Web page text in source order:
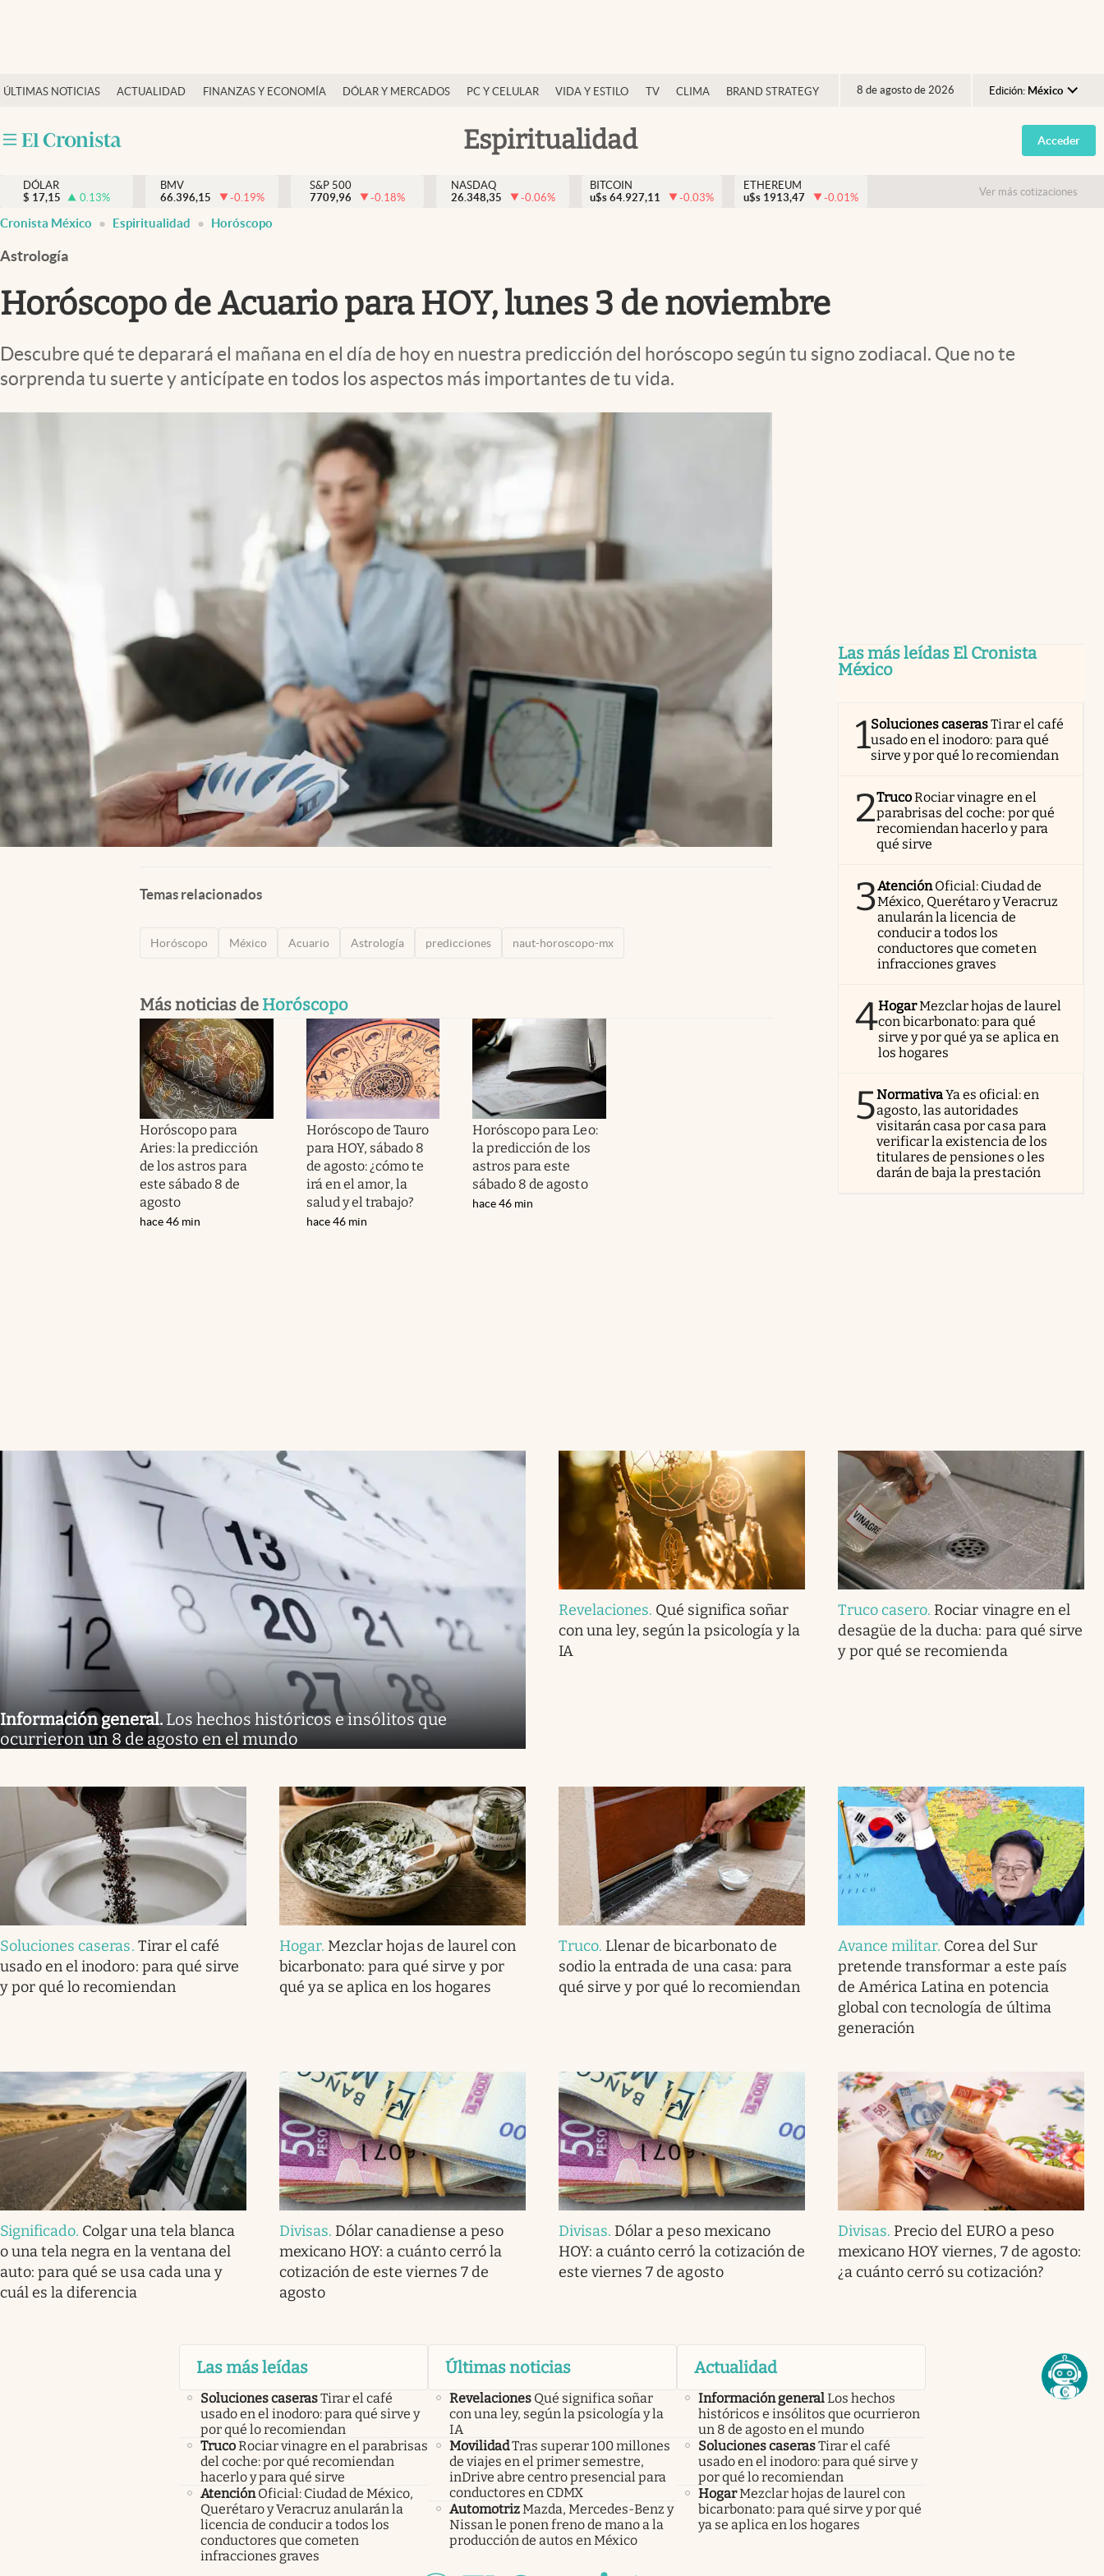
ÚLTIMAS NOTICIAS ACTUALIDAD FINANZAS Y ECONOMÍA DÓLAR Y MERCADOS PC Y CELULAR VIDA Y ESTILO TV CLIMA BRAND STRATEGY 8 de agosto de 2026 Edición: México
Argentina
España
USA
Espiritualidad
Actualidad
Internacionales
Opinión
Brand Strategy
Vida y estilo
Tv
Clima
Acceder
DÓLAR
$ 17,15 0.13%
BMV
66.396,15
-0.19%
S&P 500
7709,96
-0.18%
NASDAQ
26.348,35
-0.06%
BITCOIN
u$s 64.927,11 -0.03%
ETHEREUM
u$s 1913,47 -0.01% Ver más cotizaciones
Cronista México Espiritualidad Horóscopo
Astrología
Horóscopo de Acuario para HOY, lunes 3 de noviembre
Descubre qué te deparará el mañana en el día de hoy en nuestra predicción del horóscopo según tu signo zodiacal. Que no te
sorprenda tu suerte y anticípate en todos los aspectos más importantes de tu vida.
Temas relacionados
Horóscopo México Acuario Astrología predicciones naut-horoscopo-mx
Más noticias de Horóscopo
Horóscopo para
Aries: la predicción
de los astros para
este sábado 8 de
agosto
hace 46 min
Horóscopo de Tauro
para HOY, sábado 8
de agosto: ¿cómo te
irá en el amor, la
salud y el trabajo?
hace 46 min
Horóscopo para Leo:
la predicción de los
astros para este
sábado 8 de agosto
hace 46 min
Las más leídas El Cronista
México
1Soluciones caserasTirar el café
usado en el inodoro: para qué
sirve y por qué lo recomiendan
2TrucoRociar vinagre en el
parabrisas del coche: por qué
recomiendan hacerlo y para
qué sirve
3AtenciónOficial: Ciudad de
México, Querétaro y Veracruz
anularán la licencia de
conducir a todos los
conductores que cometen
infracciones graves
4HogarMezclar hojas de laurel
con bicarbonato: para qué
sirve y por qué ya se aplica en
los hogares
5NormativaYa es oficial: en
agosto, las autoridades
visitarán casa por casa para
verificar la existencia de los
titulares de pensiones o les
darán de baja la prestación
Información general. Los hechos históricos e insólitos que
ocurrieron un 8 de agosto en el mundo
Revelaciones. Qué significa soñar
con una ley, según la psicología y la
IA
Truco casero. Rociar vinagre en el
desagüe de la ducha: para qué sirve
y por qué se recomienda
Soluciones caseras. Tirar el café
usado en el inodoro: para qué sirve
y por qué lo recomiendan
Hogar. Mezclar hojas de laurel con
bicarbonato: para qué sirve y por
qué ya se aplica en los hogares
Truco. Llenar de bicarbonato de
sodio la entrada de una casa: para
qué sirve y por qué lo recomiendan
Avance militar. Corea del Sur
pretende transformar a este país
de América Latina en potencia
global con tecnología de última
generación
Significado. Colgar una tela blanca
o una tela negra en la ventana del
auto: para qué se usa cada una y
cuál es la diferencia
Divisas. Dólar canadiense a peso
mexicano HOY: a cuánto cerró la
cotización de este viernes 7 de
agosto
Divisas. Dólar a peso mexicano
HOY: a cuánto cerró la cotización de
este viernes 7 de agosto
Divisas. Precio del EURO a peso
mexicano HOY viernes, 7 de agosto:
¿a cuánto cerró su cotización?
Las más leídas
Soluciones caserasTirar el café
usado en el inodoro: para qué sirve y
por qué lo recomiendan
TrucoRociar vinagre en el parabrisas
del coche: por qué recomiendan
hacerlo y para qué sirve
Atención Oficial: Ciudad de México,
Querétaro y Veracruz anularán la
licencia de conducir a todos los
conductores que cometen
infracciones graves
Últimas noticias
Revelaciones Qué significa soñar
con una ley, según la psicología y la
IA
MovilidadTras superar 100 millones
de viajes en el primer semestre,
inDrive abre centro presencial para
conductores en CDMX
AutomotrizMazda, Mercedes-Benz y
Nissan le ponen freno de mano a la
producción de autos en México
Actualidad
Información generalLos hechos
históricos e insólitos que ocurrieron
un 8 de agosto en el mundo
Soluciones caserasTirar el café
usado en el inodoro: para qué sirve y
por qué lo recomiendan
HogarMezclar hojas de laurel con
bicarbonato: para qué sirve y por qué
ya se aplica en los hogares